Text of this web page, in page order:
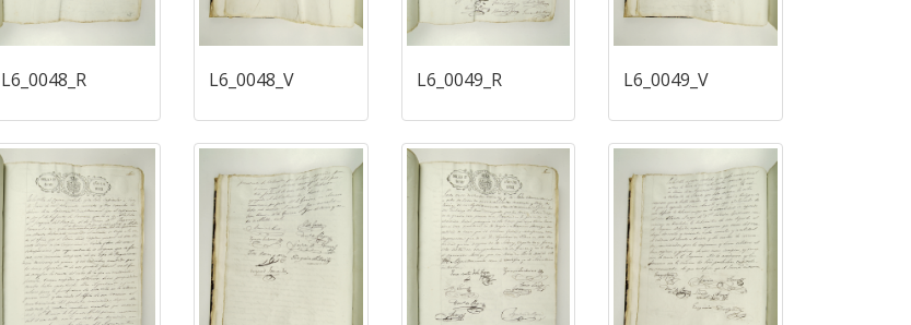
L6_0048_R L6_0048_V L6_0049_R L6_0049_V